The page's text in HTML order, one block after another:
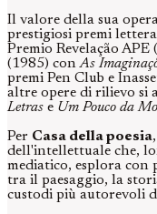
Il valore della sua
prestigiosi premi
Premio Revelação APE
(1985) conAs
premi Pen Club e
altre opere di rilievo si
Letras e Um Pouco da
Per Casa della poesia
dell'intellettuale che,
mediatico, esplora con
tra il paesaggio, la
custodi più autorevoli